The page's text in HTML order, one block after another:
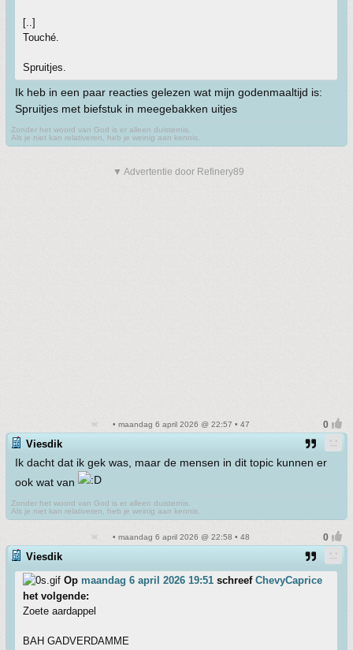
[..]
Touché.
Spruitjes.
Ik heb in een paar reacties gelezen wat mijn godenmaaltijd is:
Spruitjes met biefstuk in meegebakken uitjes
Zonder het woord van God is er alleen duisternis.
Als je niet kan relativeren, heb je weinig aan kennis.
▼ Advertentie door Refinery89
• maandag 6 april 2026 @ 22:57 • 47
Viesdik
Ik dacht dat ik gek was, maar de mensen in dit topic kunnen er
ook wat van
Zonder het woord van God is er alleen duisternis.
Als je niet kan relativeren, heb je weinig aan kennis.
• maandag 6 april 2026 @ 22:58 • 48
Viesdik
Op maandag 6 april 2026 19:51 schreef ChevyCaprice
het volgende:
Zoete aardappel
BAH GADVERDAMME